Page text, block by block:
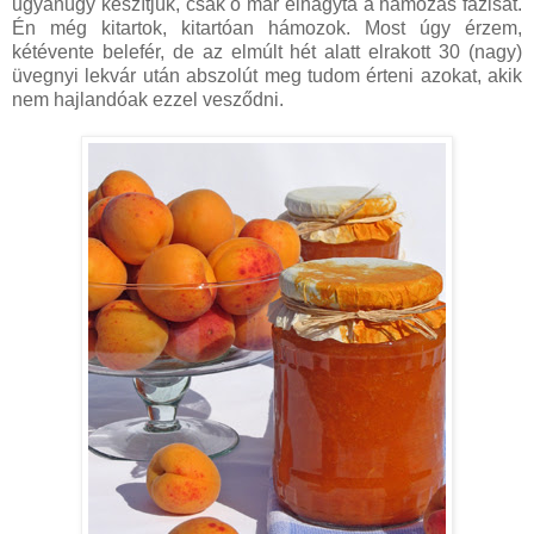
ugyanúgy készítjük, csak ő már elhagyta a hámozás fázisát.
Én még kitartok, kitartóan hámozok. Most úgy érzem,
kétévente belefér, de az elmúlt hét alatt elrakott 30 (nagy)
üvegnyi lekvár után abszolút meg tudom érteni azokat, akik
nem hajlandóak ezzel vesződni.